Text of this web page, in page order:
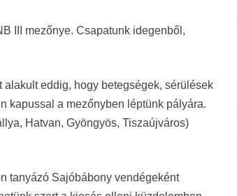
III mezőnye. Csapatunk idegenből,
eddig, hogy betegségek, sérülések
kapussal a mezőnyben léptünk pályára.
Hatvan, Gyöngyös, Tiszaújváros)
tanyázó Sajóbábony vendégeként